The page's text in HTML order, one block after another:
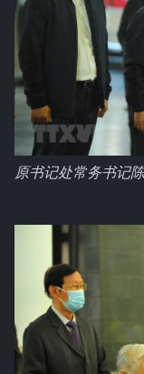
原书记处常务书记